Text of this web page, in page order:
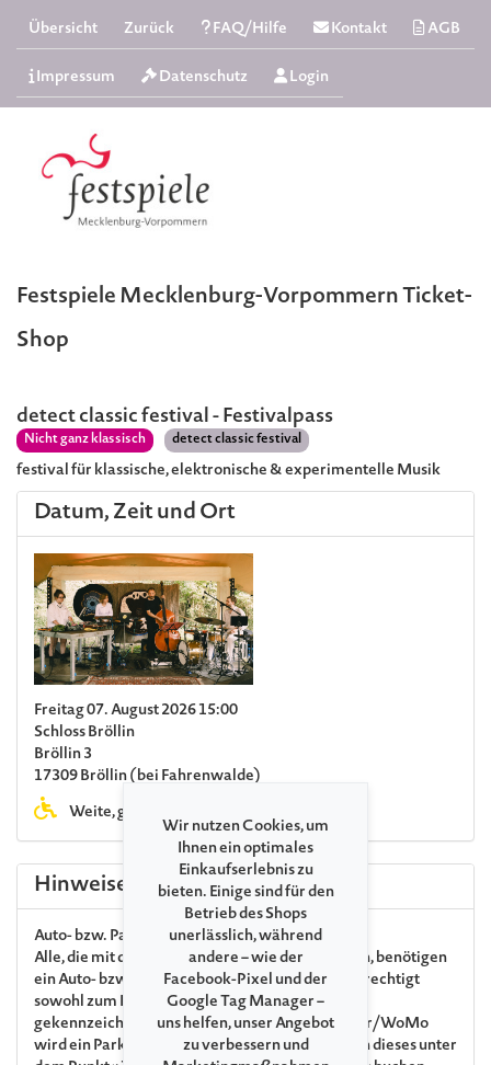
Übersicht Zurück FAQ/Hilfe Kontakt AGB
Impressum Datenschutz Login
Festspiele Mecklenburg-Vorpommern Ticket-
Shop
detect classic festival - Festivalpass
Nicht ganz klassisch detect classic festival
festival für klassische, elektronische & experimentelle Musik
Datum, Zeit und Ort
Freitag 07. August 2026 15:00
Schloss Bröllin
Bröllin 3
17309 Bröllin (bei Fahrenwalde)
Weite, größtenteils unbefestigte Wege
Hinweise
Auto- bzw. Parkplatztickets
Alle, die mit dem Fahrzeug zum Festival anreisen, benötigen
ein Auto- bzw. Parkplatzticket. Ihr Autoticket berechtigt
sowohl zum Parken als auch zum Campen in den
gekennzeichneten Bereichen.Pro Auto/Camper/WoMo
wird ein Parkplatzticket benötigtund Sie können dieses unter
Wir nutzen Cookies, um
Ihnen ein optimales
Einkaufserlebnis zu
bieten. Einige sind für den
Betrieb des Shops
unerlässlich, während
andere – wie der
Facebook-Pixel und der
Google Tag Manager –
uns helfen, unser Angebot
zu verbessern und